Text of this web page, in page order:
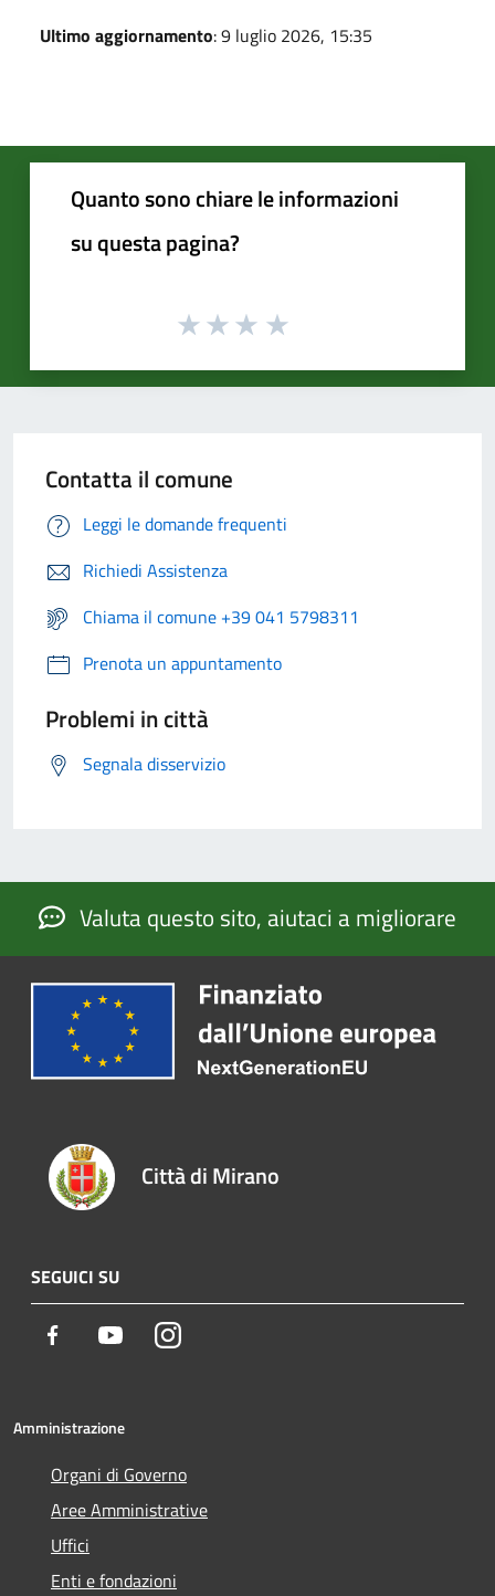
Ultimo aggiornamento: 9 luglio 2026, 15:35
Quanto sono chiare le informazioni
su questa pagina?
Contatta il comune
Leggi le domande frequenti
Richiedi Assistenza
Chiama il comune +39 041 5798311
Prenota un appuntamento
Problemi in città
Segnala disservizio
Valuta questo sito, aiutaci a migliorare
Città di Mirano
SEGUICI SU
Facebook YoutubeInstagram
Amministrazione
Organi di Governo
Aree Amministrative
Uffici
Enti e fondazioni